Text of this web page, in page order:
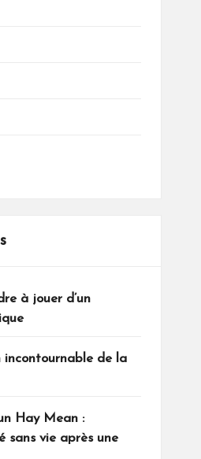
à jouer d’un
incontournable de la
Hay Mean :
sans vie après une